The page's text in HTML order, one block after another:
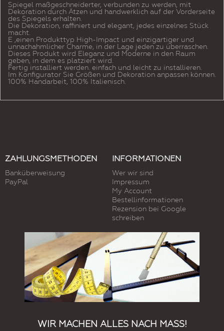
Spiegel maßgeschneiderter, verbunden zu werden, mit
Dekoration durch Ätzen und handwerklich auf der Vorderseite
des Spiegels erhalten.
Die Dekoration, raffiniert und elegant, jedes einzelnes Stück
macht.
E ‚einen Produkttyp High-Impact und einzigartiger und
unnachahmlicher Charme, in der Lage jeden zu überraschen.
Dieses Produkt wird Eleganz und Moderne in den Raum
geben, in dem es platziert wird.
Fertig installiert werden. einfach und leicht zu installieren.
Im Konfigurator Sie Größen und Dekoration anpassen können.
100% Handarbeit, 100% Italienisch.
ZAHLUNGSMETHODEN
Banküberweisung
PayPal
INFORMATIONEN
Wer wir sind
Impressum
My Account
Bestellinformationen
Rezension bei Google
schreiben
WIR MACHEN ALLES NACH MASS!